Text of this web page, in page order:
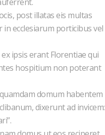
post illatas eis multas
ecclesiarum porticibus vel
ipsis erant Florentiae qui
hospitium non poterant
domum habentem
dixerunt ad invicem: